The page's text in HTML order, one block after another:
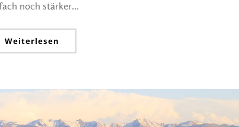
noch stärker...
Weiterlesen